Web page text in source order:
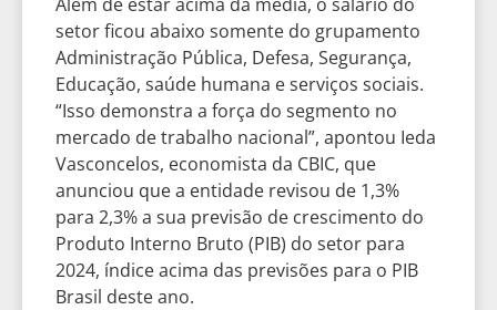
setor ficou abaixo somente do grupamento
Administração Pública, Defesa, Segurança,
Educação, saúde humana e serviços sociais.
“Isso demonstra a força do segmento no
mercado de trabalho nacional”, apontou Ieda
Vasconcelos, economista da CBIC, que
anunciou que a entidade revisou de 1,3%
para 2,3% a sua previsão de crescimento do
Produto Interno Bruto (PIB) do setor para
2024, índice acima das previsões para o PIB
Brasil deste ano.